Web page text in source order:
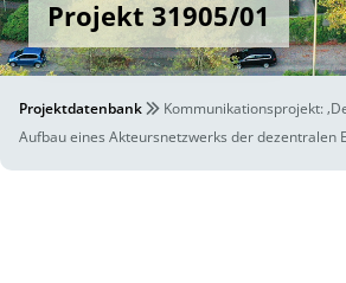
Projekt 31905/01
Projektdatenbank
Kommunikationsprojekt:
Aufbau eines Akteursnetzwerks der dezentralen